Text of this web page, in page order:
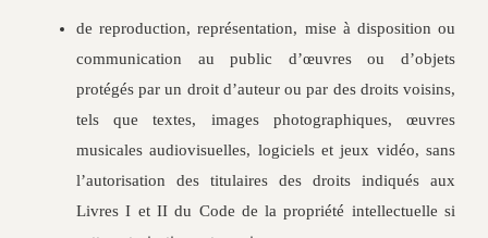
de reproduction, représentation, mise à disposition ou
communication au public d’œuvres ou d’objets
protégés par un droit d’auteur ou par des droits voisins,
tels que textes, images photographiques, œuvres
musicales audiovisuelles, logiciels et jeux vidéo, sans
l’autorisation des titulaires des droits indiqués aux
Livres I et II du Code de la propriété intellectuelle si